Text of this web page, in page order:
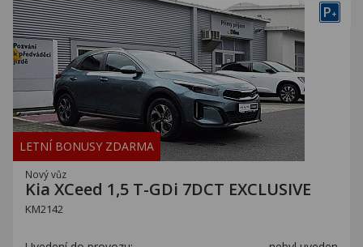
P+
LETNÍ BONUSY ZDARMA
Nový vůz
Kia XCeed 1,5 T-GDi 7DCT EXCLUSIVE
KM2142